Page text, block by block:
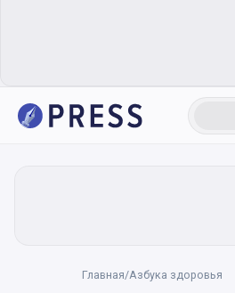
Главная/Азбука здоровья